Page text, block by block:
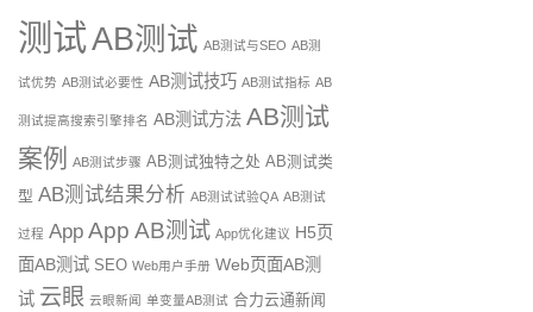
测试AB测试 AB测试与SEO AB测
试优势 AB测试必要性 AB测试技巧 AB测试指标 AB
测试提高搜索引擎排名 AB测试方法 AB测试
案例
AB测试步骤 AB测试独特之处 AB测试类
型 AB测试结果分析 AB测试试验QA AB测试
过程 App App AB测试 App优化建议 H5页
面AB测试 SEO Web用户手册 Web页面AB测
试 云眼 云眼新闻 单变量AB测试 合力云通新闻